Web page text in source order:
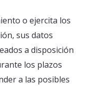
o ejercita los
sus datos
a disposición
los plazos
a las posibles